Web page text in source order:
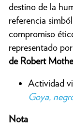
destino de la
referencia
compromiso
representado
de Robert
Actividad
Goya,
Nota